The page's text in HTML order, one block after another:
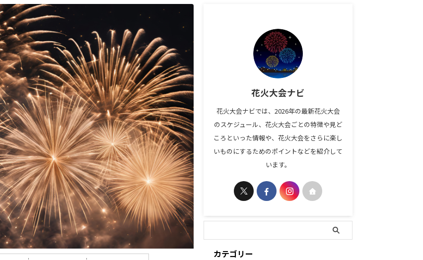
花火大会ナビ
花火大会ナビでは、2026年の最新花火大会
のスケジュール、花火大会ごとの特徴や見ど
ころといった情報や、花火大会をさらに楽し
いものにするためのポイントなどを紹介して
います。
カテゴリー